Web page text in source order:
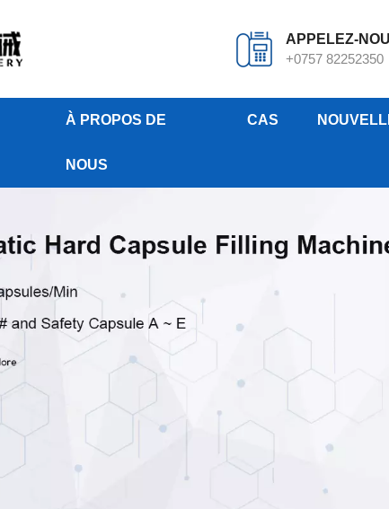
APPELEZ-
+0757 82252350
À PROPOS DE
NOUS
CAS